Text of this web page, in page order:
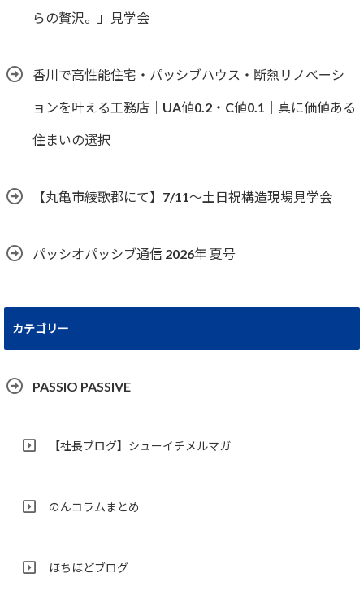
らの贅沢。」見学会
香川で高性能住宅・パッシブハウス・断熱リノベーシ
ョンを叶える工務店｜UA値0.2・C値0.1｜真に価値ある
住まいの選択
【丸亀市綾歌郡にて】7/11～土日祝構造現場見学会
パッシオパッシブ通信 2026年 夏号
カテゴリー
PASSIO PASSIVE
【社長ブログ】シューイチメルマガ
のんコラムまとめ
ほちほどブログ